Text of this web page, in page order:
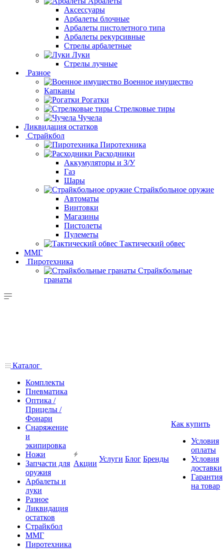
Аксессуары
Арбалеты блочные
Арбалеты пистолетного типа
Арбалеты рекурсивные
Стрелы арбалетные
Луки
Стрелы лучные
Разное
Военное имущество
Капканы
Рогатки
Стрелковые тиры
Чучела
Ликвидация остатков
Страйкбол
Пиротехника
Расходники
Аккумуляторы и З/У
Газ
Шары
Страйкбольное оружие
Автоматы
Винтовки
Магазины
Пистолеты
Пулеметы
Тактический обвес
ММГ
Пиротехника
Страйкбольные
гранаты
Каталог
Комплекты
Пневматика
Оптика /
Прицелы /
Фонари
Снаряжение
и
экипировка
Ножи
Запчасти для
оружия
Арбалеты и
луки
Разное
Ликвидация
остатков
Страйкбол
ММГ
Пиротехника
Акции
Услуги Блог Бренды
Как купить
Условия
оплаты
Условия
доставки
Гарантия
на товар